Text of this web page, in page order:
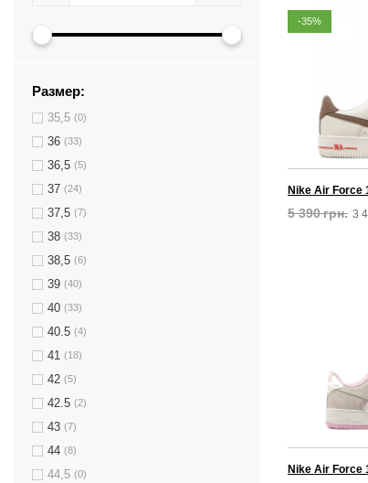
Размер:
35,5 (0)
36 (33)
36,5 (5)
37 (24)
37,5 (7)
38 (33)
38,5 (6)
39 (40)
40 (33)
40.5 (4)
41 (18)
42 (5)
42.5 (2)
43 (7)
44 (8)
44,5 (0)
-35%
Nike Air Force
5 390грн. 3
Nike Air Force